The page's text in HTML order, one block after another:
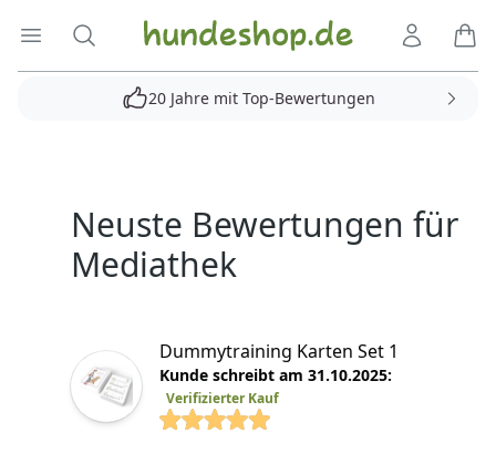
Menü öffnen
Suche Hundeshop.de
20 Jahre mit Top-Bewertungen
Neuste Bewertungen für
Mediathek
Dummytraining Karten Set 1
Kunde schreibt am 31.10.2025:
Verifizierter Kauf